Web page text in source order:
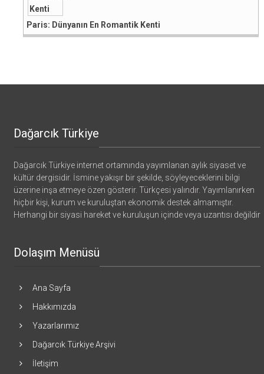
Paris: Dünyanın En Romantik Kenti
Dağarcık Türkiye
Dağarcık Türkiye internet ortamında yayımlanan aylık siyaset ve
kültür dergisidir. İsmine yakışır bir şekilde, söyleyeceklerini bilgi
üzerine inşa etmeye özen gösterir. Türkçesi yalındır. Yayımlanırken
hiçbir kişi, kurum ve kuruluştan ekonomik destek almamıştır.
Herhangi bir siyasi hareket ve kuruluşun içinde veya uzantısı değildir
Dolaşım Menüsü
Ana Sayfa
Hakkımızda
Yazarlarımız
Dağarcık Türkiye Arşivi
İletişim